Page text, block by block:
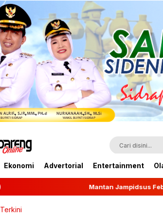
Ekonomi Advertorial Entertainment
Mantan Jampidsus Febrie Adriansyah
Terkini